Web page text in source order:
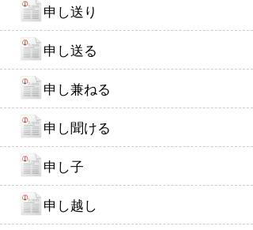
申し送り
申し送る
申し兼ねる
申し聞ける
申し子
申し越し